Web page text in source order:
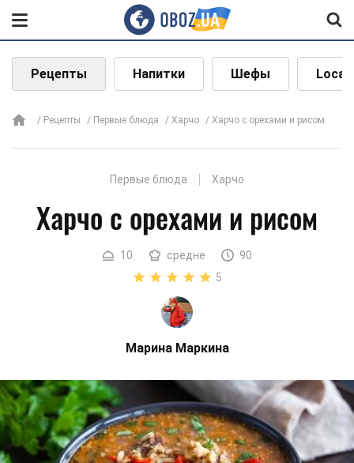
Рецепты Напитки Шефы Local
Рецепты Первые блюда Харчо Харчо с орехами и рисом
Первые блюда Харчо
Харчо с орехами и рисом
10 средне
90
5
Марина Маркина